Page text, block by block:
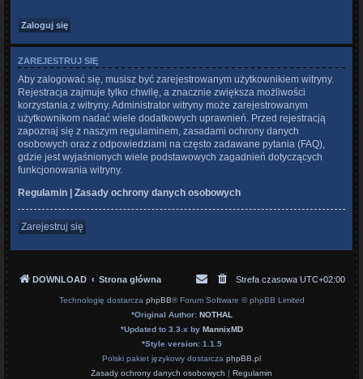
ZAREJESTRUJ SIĘ
Aby zalogować się, musisz być zarejestrowanym użytkownikiem witryny.
Rejestracja zajmuje tylko chwilę, a znacznie zwiększa możliwości
korzystania z witryny. Administrator witryny może zarejestrowanym
użytkownikom nadać wiele dodatkowych uprawnień. Przed rejestracją
zapoznaj się z naszym regulaminem, zasadami ochrony danych
osobowych oraz z odpowiedziami na często zadawane pytania (FAQ),
gdzie jest wyjaśnionych wiele podstawowych zagadnień dotyczących
funkcjonowania witryny.
Regulamin | Zasady ochrony danych osobowych
Zarejestruj się
DOWNLOAD Strona główna Strefa czasowa UTC+02:00
Technologię dostarcza phpBB® Forum Software © phpBB Limited
*Original Author: NOTHAL
*Updated to 3.3.x by MannixMD
*Style version: 1.1.5
Polski pakiet językowy dostarcza phpBB.pl
Zasady ochrony danych osobowych | Regulamin